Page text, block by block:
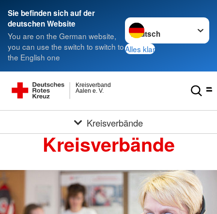
Sie befinden sich auf der
deutschen Website
You are on the German website,
you can use the switch to switch to
the English one
Sprache wechseln zu
Alles klar
Aalen e. V.
Kreisverband
Kreisverbände
Kreisverbände